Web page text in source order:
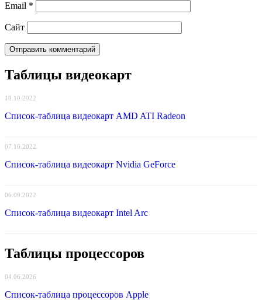
Email *
Сайт
Таблицы видеокарт
10.10.2022
Список-таблица видеокарт AMD ATI Radeon
07.10.2022
Список-таблица видеокарт Nvidia GeForce
06.09.2022
Список-таблица видеокарт Intel Arc
Таблицы процессоров
04.06.2026
Список-таблица процессоров Apple